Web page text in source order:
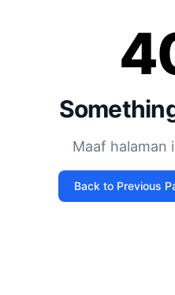
Maaf halaman
Back to Previous